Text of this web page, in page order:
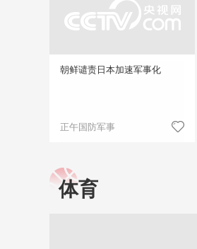
朝鲜谴责日本加速军事化
正午国防军事
体育